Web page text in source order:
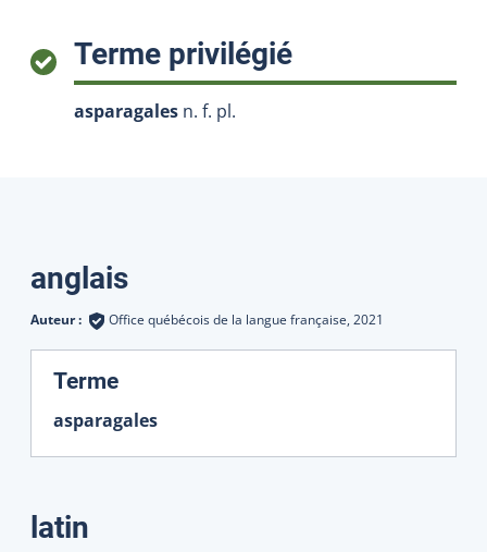
Terme privilégié:
asparagales n. f. pl.
Traductions
anglais
Auteur : Office québécois de la langue française, 2021
Terme:
asparagales
latin